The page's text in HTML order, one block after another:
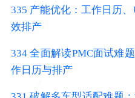
335 产能优化：工作日历
效排产
334 全面解读PMC面试难
作日历与排产